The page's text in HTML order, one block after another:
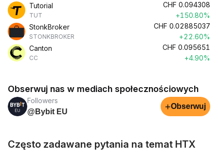
Tutorial
TUT
CHF 0.094308
+150.80%
StonkBroker
STONKBROKER
CHF 0.02885037
+22.60%
Canton
CC
CHF 0.095651
+4.90%
Obserwuj nas w mediach społecznościowych
Followers
@Bybit EU
+Obserwuj
Często zadawane pytania na temat HTX